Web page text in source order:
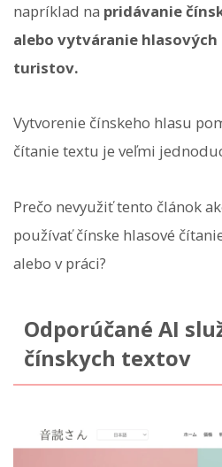
napríklad na pridávanie
alebo vytváranie
turistov.
Vytvorenie čínskeho hlasu
čítanie textu je veľmi
Prečo nevyužiť tento článok
používať čínske hlasové
alebo v práci?
Odporúčané AI
čínskych textov